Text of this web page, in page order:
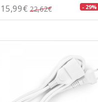
15,99€ 22,62€ - 29%